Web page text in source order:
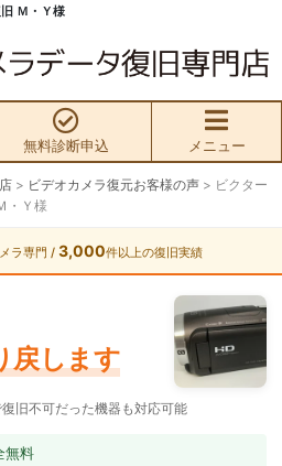
Ｍ・Ｙ様
無料診断申込 メニュー
HOME
> ビデオカメラ復元お客様の声 > ビクター
・Ｙ様
ラ専門 / 3,000件以上の復旧実績
戻します
旧不可だった機器も対応可能
無料